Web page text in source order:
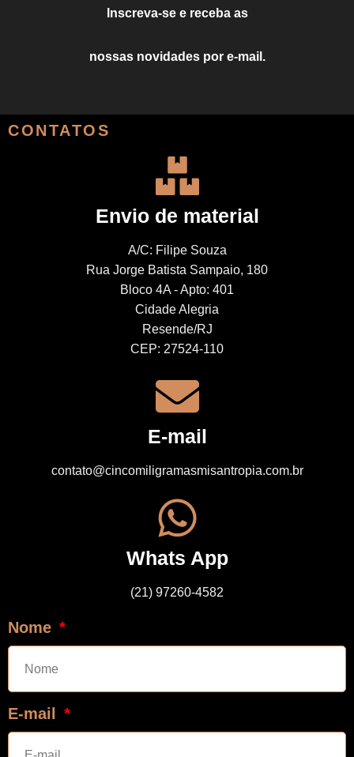
Inscreva-se e receba as
nossas novidades por e-mail.
CONTATOS
Envio de material
A/C: Filipe Souza
Rua Jorge Batista Sampaio, 180
Bloco 4A - Apto: 401
Cidade Alegria
Resende/RJ
CEP: 27524-110
E-mail
contato@cincomiligramasmisantropia.com.br
Whats App
(21) 97260-4582
Nome
E-mail